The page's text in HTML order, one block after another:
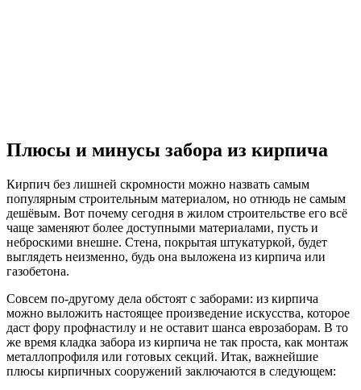
Плюсы и минусы забора из кирпича
Кирпич без лишней скромности можно назвать самым
популярным строительным материалом, но отнюдь не самым
дешёвым. Вот почему сегодня в жилом строительстве его всё
чаще заменяют более доступными материалами, пусть и
неброскими внешне. Стена, покрытая штукатуркой, будет
выглядеть неизменно, будь она выложена из кирпича или
газобетона.
Совсем по-другому дела обстоят с заборами: из кирпича
можно выложить настоящее произведение искусства, которое
даст фору профнастилу и не оставит шанса еврозаборам. В то
же время кладка забора из кирпича не так проста, как монтаж
металлопрофиля или готовых секций. Итак, важнейшие
плюсы кирпичных сооружений заключаются в следующем: